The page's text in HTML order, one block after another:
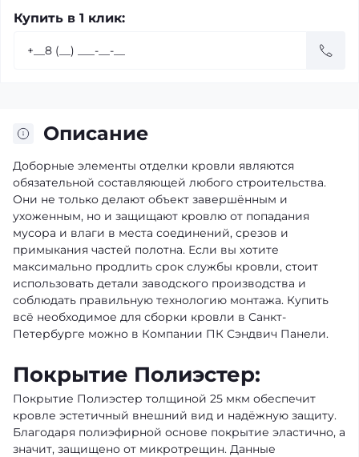
Купить в 1 клик:
Описание
Доборные элементы отделки кровли являются
обязательной составляющей любого строительства.
Они не только делают объект завершённым и
ухоженным, но и защищают кровлю от попадания
мусора и влаги в места соединений, срезов и
примыкания частей полотна. Если вы хотите
максимально продлить срок службы кровли, стоит
использовать детали заводского производства и
соблюдать правильную технологию монтажа. Купить
всё необходимое для сборки кровли в Санкт-
Петербурге можно в Компании ПК Сэндвич Панели.
Покрытие Полиэстер:
Покрытие Полиэстер толщиной 25 мкм обеспечит
кровле эстетичный внешний вид и надёжную защиту.
Благодаря полиэфирной основе покрытие эластично, а
значит, защищено от микротрещин. Данные